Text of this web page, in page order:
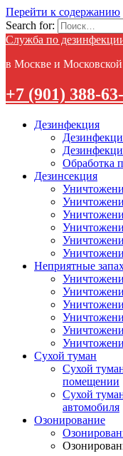
Перейти к содержанию
Search for:
Служба по
в Москве и Московской
+7 (901) 388-
Дезинфекция
Обработка
Дезинсекция
Неприятные
Сухой туман
Сухой
помещении
Сухой
автомобиля
Озонирование